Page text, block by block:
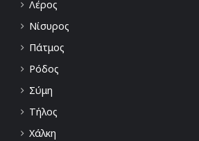
Λέρος
Νίσυρος
Πάτμος
Ρόδος
Σύμη
Τήλος
Χάλκη